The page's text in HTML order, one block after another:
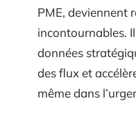
PME, deviennent
incontournables.
données
des flux et
même dans